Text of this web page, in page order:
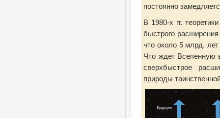
постоянно
В 1980-х гг.
быстрого
что около 5 млрд.
Что ждет Вселенную
сверхбыстрое
природы